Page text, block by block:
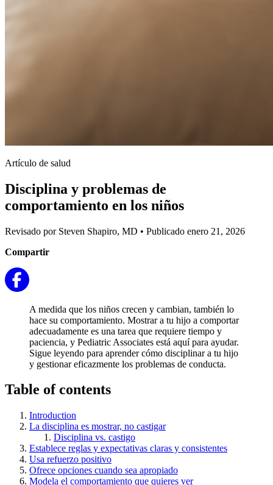
Artículo de salud
Disciplina y problemas de
comportamiento en los niños
Revisado por Steven Shapiro, MD • Publicado enero 21, 2026
Compartir
A medida que los niños crecen y cambian, también lo
hace su comportamiento. Mostrar a tu hijo a comportar
adecuadamente es una tarea que requiere tiempo y
paciencia, y Pediatric Associates está aquí para ayudar.
Sigue leyendo para aprender cómo disciplinar a tu hijo
y gestionar eficazmente los problemas de conducta.
Table of contents
Introduction
La disciplina es mostrar, no castigar
Disciplina vs. castigo
Establece reglas y expectativas claras y consistentes
Usa refuerzo positivo
Ofrece opciones cuando sea apropiado
Modela el comportamiento que quieres ver